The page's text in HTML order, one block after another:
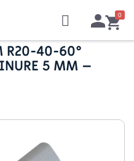
R20-40-60°
5 MM –